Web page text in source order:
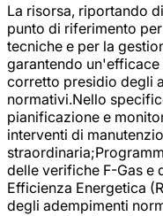
La risorsa, riportando
punto di riferimento
tecniche e per la
garantendo
corretto presidio degli
normativi.Nello
pianificazione e
interventi di
delle verifiche F-Gas e
Efficienza Energetica
degli adempimenti